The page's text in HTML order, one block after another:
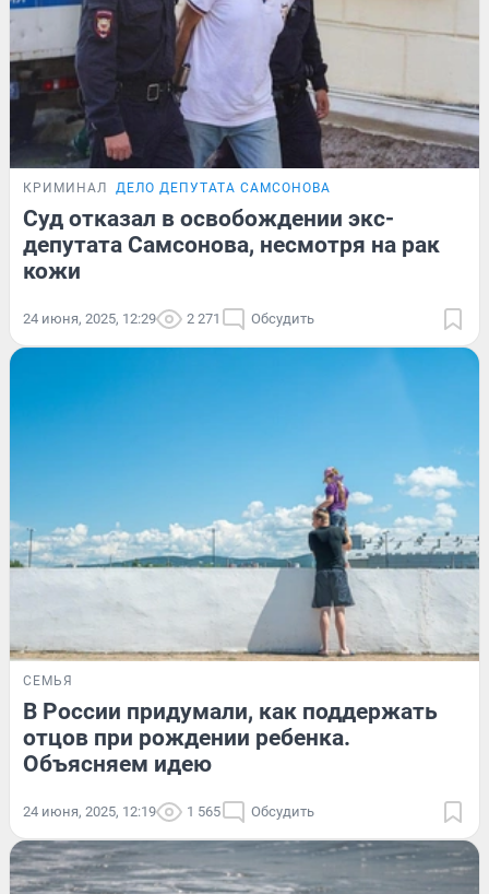
КРИМИНАЛ ДЕЛО ДЕПУТАТА САМСОНОВА
Суд отказал в освобождении экс-
депутата Самсонова, несмотря на рак
кожи
24 июня, 2025, 12:29 2 271 Обсудить
СЕМЬЯ
В России придумали, как поддержать
отцов при рождении ребенка.
Объясняем идею
24 июня, 2025, 12:19 1 565 Обсудить